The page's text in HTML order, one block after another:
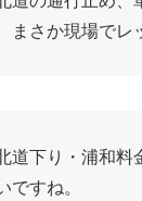
まさか現場で
道下り・浦和料
ですね。